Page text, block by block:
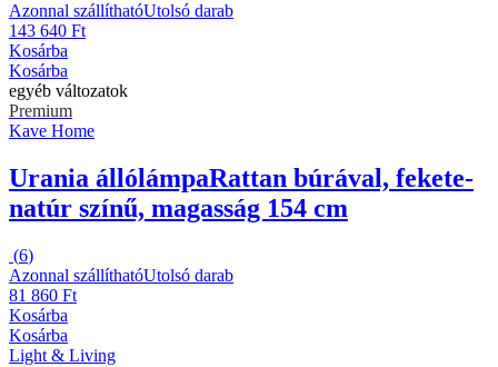
Azonnal szállíthatóUtolsó darab
143 640 Ft
Kosárba
Kosárba
egyéb változatok
Premium
Kave Home
Urania állólámpaRattan búrával, fekete-
natúr színű, magasság 154 cm
(6)
Azonnal szállíthatóUtolsó darab
81 860 Ft
Kosárba
Kosárba
Light & Living